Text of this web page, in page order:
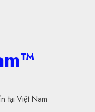
tại Việt Nam